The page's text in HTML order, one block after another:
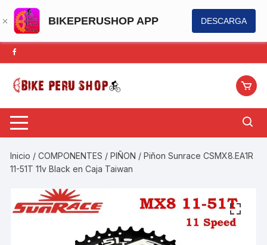
BIKEPERUSHOP APP DESCARGA
Saltar
al
contenido
Inicio /COMPONENTES /PIÑON / Piñon Sunrace CSMX8.EA1R
11-51T 11v Black en Caja Taiwan